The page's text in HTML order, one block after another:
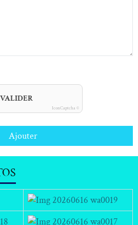
IconCaptcha ©
Ajouter